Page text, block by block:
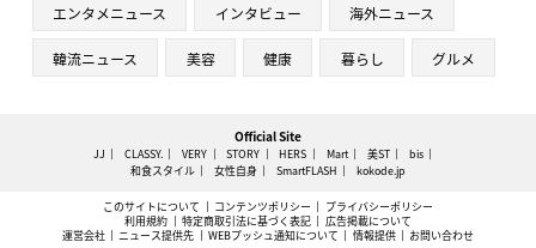
エンタメニュース インタビュー 海外ニュース
韓流ニュース 美容 健康 暮らし グルメ
Official Site
JJ CLASSY. VERY STORY HERS Mart 美ST
bis
和食スタイル
女性自身 SmartFLASH kokode.jp
このサイトについて コンテンツポリシー
プライバシーポリシー
利用規約
特定商取引法に基づく表記
広告掲載について
運営会社
ニュース提供先 WEBプッシュ通知について 情報提供 お問い合わせ